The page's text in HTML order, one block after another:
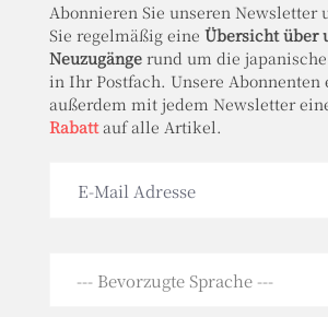
Abonnieren Sie unseren Newsletter
Sie regelmäßig eine Übersicht über
Neuzugängerund um die
in Ihr Postfach. Unsere Abonnenten
außerdem mit jedem Newsletter
Rabattauf alle Artikel.